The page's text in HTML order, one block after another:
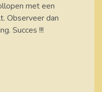
met een
Observeer dan
Succes !!!